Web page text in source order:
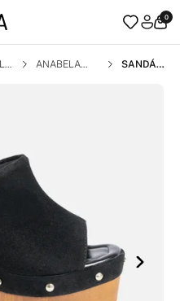
0
ANABELA
SANDÁLI